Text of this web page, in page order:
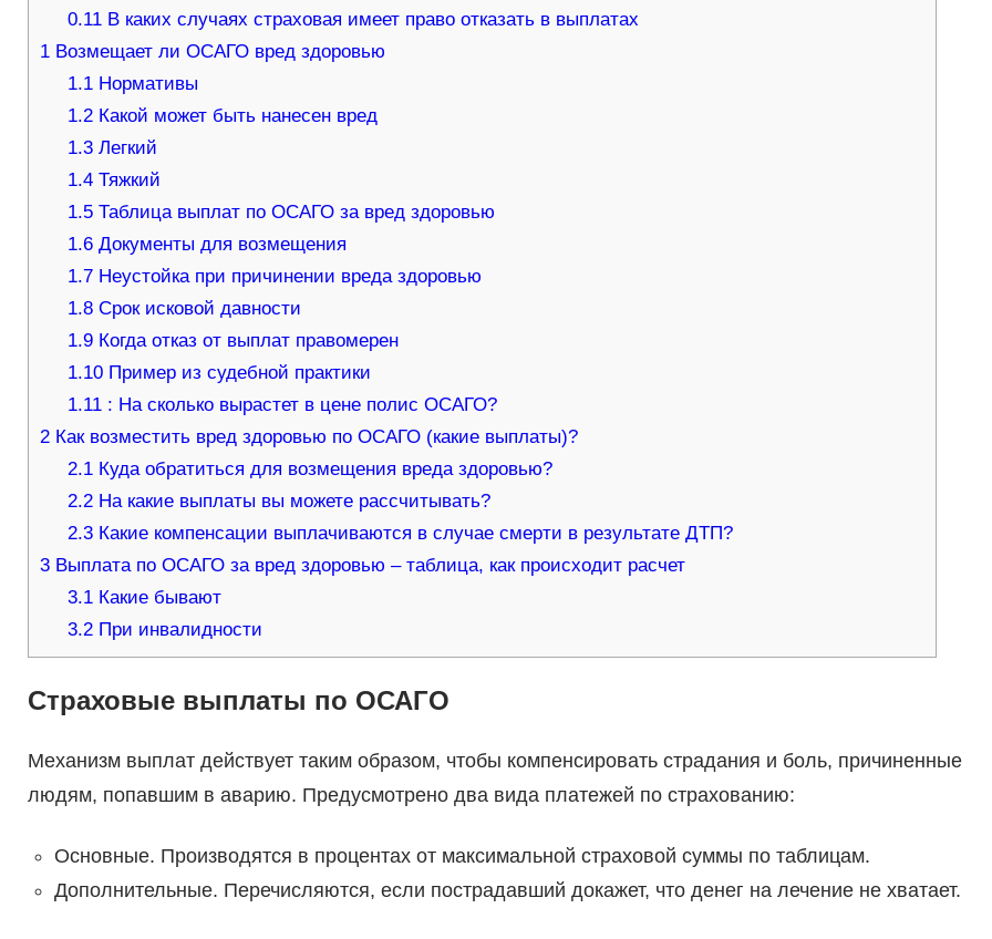
0.11 В каких случаях страховая имеет право отказать в выплатах
1Возмещает ли ОСАГО вред здоровью
1.1 Нормативы
1.2 Какой может быть нанесен вред
1.3 Легкий
1.4 Тяжкий
1.5 Таблица выплат по ОСАГО за вред здоровью
1.6 Документы для возмещения
1.7 Неустойка при причинении вреда здоровью
1.8 Срок исковой давности
1.9 Когда отказ от выплат правомерен
1.10 Пример из судебной практики
1.11 : На сколько вырастет в цене полис ОСАГО?
2Как возместить вред здоровью по ОСАГО (какие выплаты)?
2.1 Куда обратиться для возмещения вреда здоровью?
2.2 На какие выплаты вы можете рассчитывать?
2.3 Какие компенсации выплачиваются в случае смерти в результате ДТП?
3Выплата по ОСАГО за вред здоровью – таблица, как происходит расчет
3.1 Какие бывают
3.2 При инвалидности
Страховые выплаты по ОСАГО
Механизм выплат действует таким образом, чтобы компенсировать страдания и боль, причиненные
людям, попавшим в аварию. Предусмотрено два вида платежей по страхованию:
Основные. Производятся в процентах от максимальной страховой суммы по таблицам.
Дополнительные. Перечисляются, если пострадавший докажет, что денег на лечение не хватает.